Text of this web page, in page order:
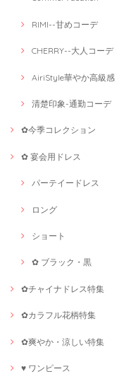
RIMI--甘めコーデ
CHERRY--大人コーデ
AiriStyle華やか高級感
清楚印象-通勤コーデ
✿今季コレクション
✿ 宴会用ドレス
パーテイードレス
ロング
ショート
✿ ブラック・黒
✿チャイナドレス特集
✿カラフル花柄特集
✿爽やか・涼しい特集
♥ ワンピース